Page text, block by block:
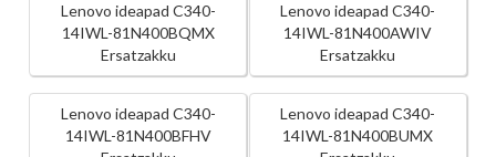
Lenovo ideapad C340-
14IWL-81N400BQMX
Ersatzakku
Lenovo ideapad C340-
14IWL-81N400AWIV
Ersatzakku
Lenovo ideapad C340-
14IWL-81N400BFHV
Lenovo ideapad C340-
14IWL-81N400BUMX